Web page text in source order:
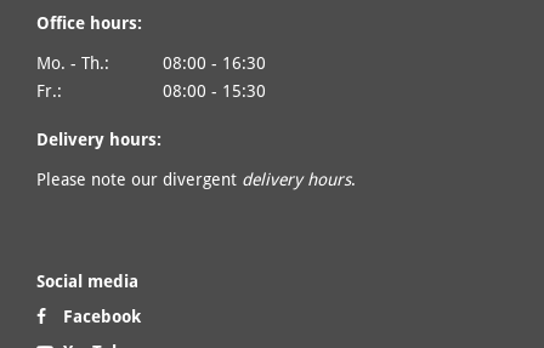
Office hours:
Mo. - Th.:
08:00 - 16:30
Fr.:
08:00 - 15:30
Delivery hours:
Please note our divergent delivery hours.
Social media
Facebook